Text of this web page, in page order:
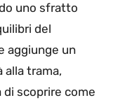
uno sfratto
del
aggiunge un
trama,
scoprire come